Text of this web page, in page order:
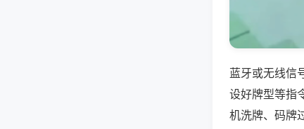
蓝牙或无线信
设好牌型等指
机洗牌、码牌